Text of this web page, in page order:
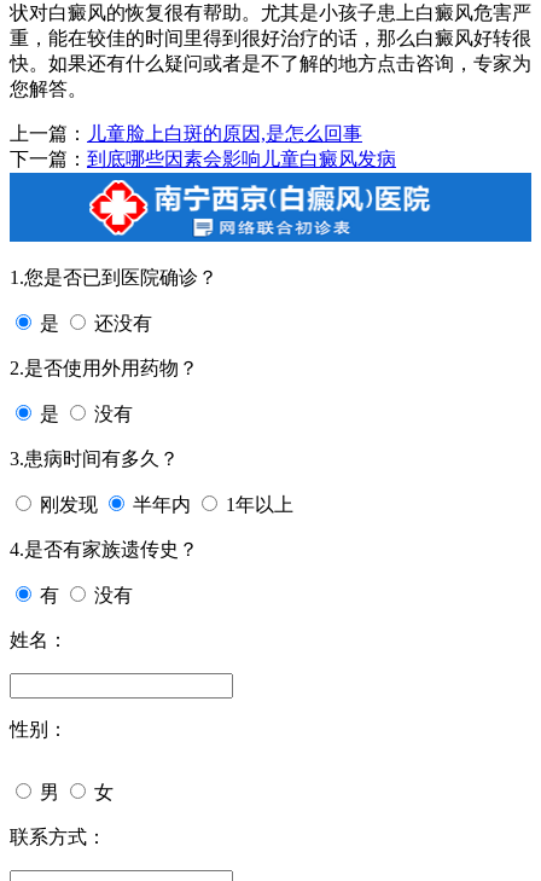
状对白癜风的恢复很有帮助。尤其是小孩子患上白癜风危害严
重，能在较佳的时间里得到很好治疗的话，那么白癜风好转很
快。如果还有什么疑问或者是不了解的地方点击咨询，专家为
您解答。
上一篇：
儿童脸上白斑的原因,是怎么回事
下一篇： 到底哪些因素会影响儿童白癜风发病
1.您是否已到医院确诊？
是 还没有
2.是否使用外用药物？
是 没有
3.患病时间有多久？
刚发现 半年内 1年以上
4.是否有家族遗传史？
有 没有
姓名：
性别：
男 女
联系方式：